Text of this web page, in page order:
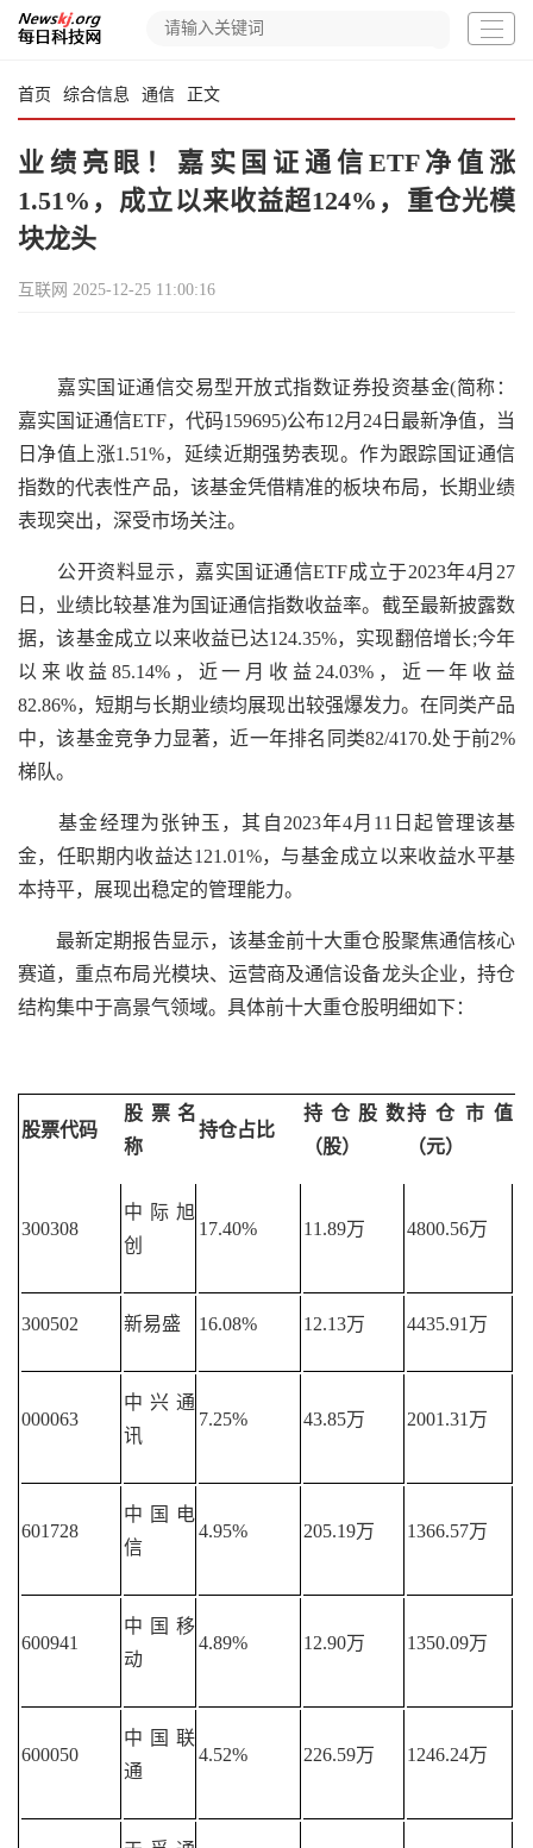
首页 综合信息 通信 正文
业绩亮眼！嘉实国证通信ETF净值涨
1.51%，成立以来收益超124%，重仓光模
块龙头
互联网 2025-12-25 11:00:16
嘉实国证通信交易型开放式指数证券投资基金(简称：
嘉实国证通信ETF，代码159695)公布12月24日最新净值，当
日净值上涨1.51%，延续近期强势表现。作为跟踪国证通信
指数的代表性产品，该基金凭借精准的板块布局，长期业绩
表现突出，深受市场关注。
公开资料显示，嘉实国证通信ETF成立于2023年4月27
日，业绩比较基准为国证通信指数收益率。截至最新披露数
据，该基金成立以来收益已达124.35%，实现翻倍增长;今年
以来收益85.14%，近一月收益24.03%，近一年收益
82.86%，短期与长期业绩均展现出较强爆发力。在同类产品
中，该基金竞争力显著，近一年排名同类82/4170.处于前2%
梯队。
基金经理为张钟玉，其自2023年4月11日起管理该基
金，任职期内收益达121.01%，与基金成立以来收益水平基
本持平，展现出稳定的管理能力。
最新定期报告显示，该基金前十大重仓股聚焦通信核心
赛道，重点布局光模块、运营商及通信设备龙头企业，持仓
结构集中于高景气领域。具体前十大重仓股明细如下：
股票代码
股票名
称
持仓占比
持仓股数
（股）
持仓市值
（元）
300308
中际旭
创
17.40% 11.89万 4800.56万
300502 新易盛 16.08% 12.13万 4435.91万
000063
中兴通
讯
7.25% 43.85万 2001.31万
601728
中国电
信
4.95% 205.19万 1366.57万
600941
中国移
动
4.89% 12.90万 1350.09万
600050
中国联
通
4.52% 226.59万 1246.24万